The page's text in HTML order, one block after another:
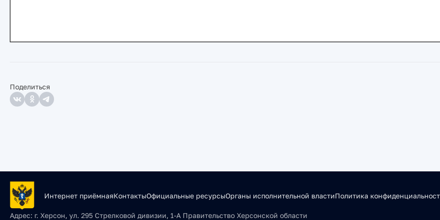
Поделиться
Интернет приёмнаяКонтактыОфициальные ресурсыОрганы исполнительной властиПолитика
Адрес: г. Херсон, ул. 295 Стрелковой дивизии, 1-А Правительство Херсонской области